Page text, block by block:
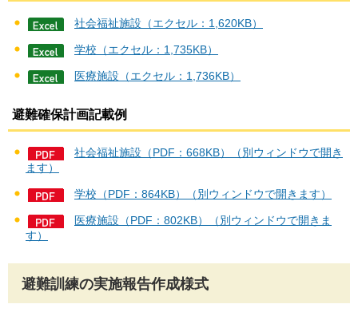
社会福祉施設（エクセル：1,620KB）
学校（エクセル：1,735KB）
医療施設（エクセル：1,736KB）
避難確保計画記載例
社会福祉施設（PDF：668KB）（別ウィンドウで開き
ます）
学校（PDF：864KB）（別ウィンドウで開きます）
医療施設（PDF：802KB）（別ウィンドウで開きま
す）
避難訓練の実施報告作成様式